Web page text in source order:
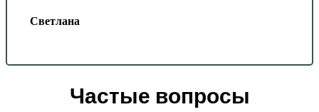
Светлана
Частые вопросы